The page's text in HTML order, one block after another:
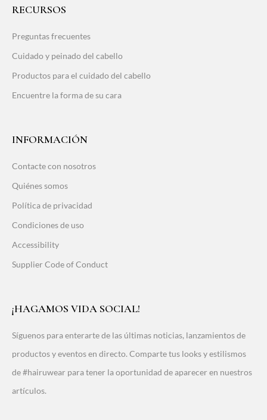
RECURSOS
Preguntas frecuentes
Cuidado y peinado del cabello
Productos para el cuidado del cabello
Encuentre la forma de su cara
INFORMACIÓN
Contacte con nosotros
Quiénes somos
Política de privacidad
Condiciones de uso
Accessibility
Supplier Code of Conduct
¡HAGAMOS VIDA SOCIAL!
Síguenos para enterarte de las últimas noticias, lanzamientos de
productos y eventos en directo. Comparte tus looks y estilismos
de #hairuwear para tener la oportunidad de aparecer en nuestros
artículos.